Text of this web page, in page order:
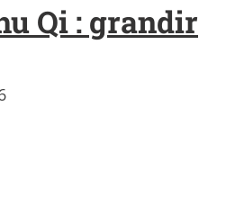
Qi : grandir